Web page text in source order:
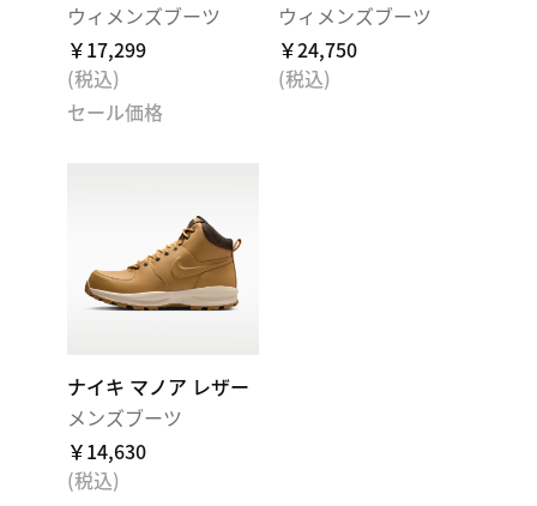
ウィメンズブーツ
￥17,299
(税込)
セール価格
ウィメンズブーツ
￥24,750
(税込)
ナイキ マノア レザー
メンズブーツ
￥14,630
(税込)